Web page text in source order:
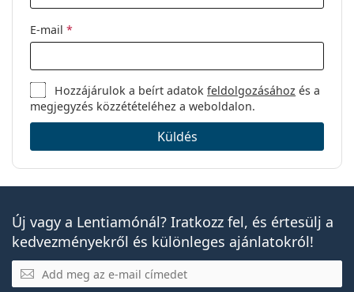
E-mail *
Hozzájárulok a beírt adatokfeldolgozásához és a
megjegyzés közzétételéhez a weboldalon.
Küldés
Új vagy a Lentiamónál? Iratkozz fel, és értesülj a
kedvezményekről és különleges ajánlatokról!
E-mail